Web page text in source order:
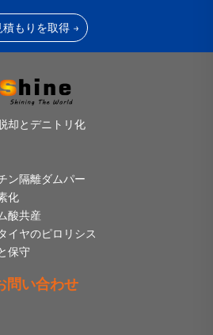
積もりを取得 →
却とデニトリ化
ン隔離ダムパー
化
酸共産
イヤのピロリシス
保守
問い合わせ